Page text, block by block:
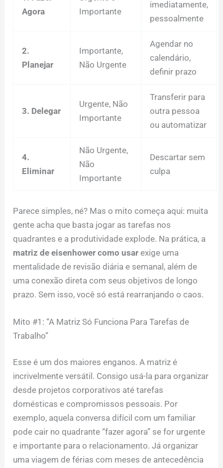
Agora
Importante
imediatamente,
pessoalmente
2.
Planejar
Importante,
Não Urgente
Agendar no
calendário,
definir prazo
3. Delegar
Urgente, Não
Importante
Transferir para
outra pessoa
ou automatizar
4.
Eliminar
Não Urgente,
Não
Importante
Descartar sem
culpa
Parece simples, né? Mas o mito começa aqui: muita
gente acha que basta jogar as tarefas nos
quadrantes e a produtividade explode. Na prática, a
matriz de eisenhower como usar exige uma
mentalidade de revisão diária e semanal, além de
uma conexão direta com seus objetivos de longo
prazo. Sem isso, você só está rearranjando o caos.
Mito #1: “A Matriz Só Funciona Para Tarefas de
Trabalho”
Esse é um dos maiores enganos. A matriz é
incrivelmente versátil. Consigo usá-la para organizar
desde projetos corporativos até tarefas
domésticas e compromissos pessoais. Por
exemplo, aquela conversa difícil com um familiar
pode cair no quadrante “fazer agora” se for urgente
e importante para o relacionamento. Já organizar
uma viagem de férias com meses de antecedência